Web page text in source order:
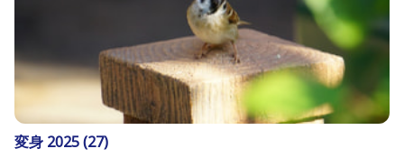
変身 2025 (27)